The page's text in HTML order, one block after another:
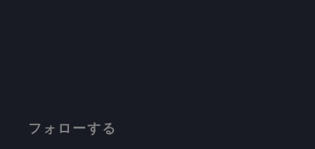
フォローする